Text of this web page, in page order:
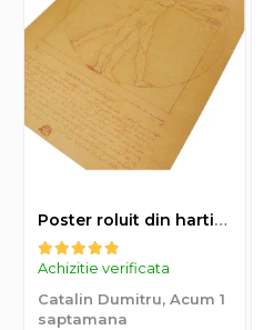
Poster roluit din hartie Leonardo Da Vinci, Vitruvian Man, vintage, 51x35 cm
Achizitie verificata
Catalin Dumitru, Acum 1
saptamana